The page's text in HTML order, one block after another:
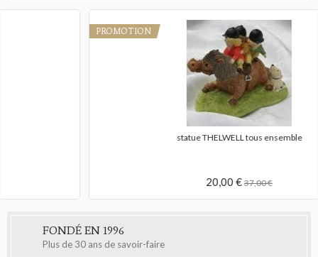
statue THELWELL tous ensemble
FONDÉ EN 1996
Plus de 30 ans de savoir-faire